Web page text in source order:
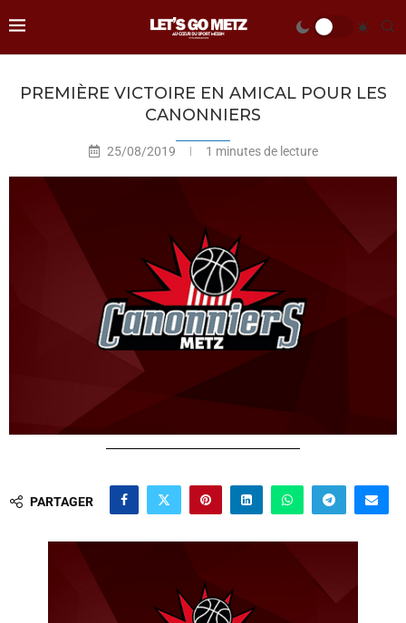
PREMIÈRE VICTOIRE EN AMICAL POUR LES
CANONNIERS
25/08/2019 1 minutes de lecture
PARTAGER